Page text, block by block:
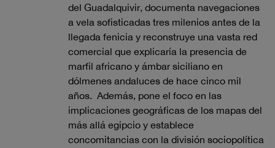
del Guadalquivir, documenta navegaciones
a vela sofisticadas tres milenios antes de la
llegada fenicia y reconstruye una vasta red
comercial que explicaría la presencia de
marfil africano y ámbar siciliano en
dólmenes andaluces de hace cinco mil
años. Además, pone el foco en las
implicaciones geográficas de los mapas del
más allá egipcio y establece
concomitancias con la división sociopolítica